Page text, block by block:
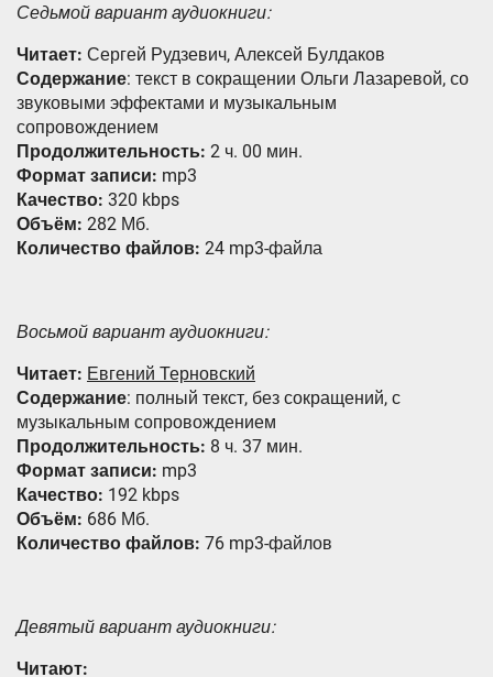
Седьмой вариант аудиокниги:
Читает: Сергей Рудзевич, Алексей Булдаков
Содержание: текст в сокращении Ольги Лазаревой, со
звуковыми эффектами и музыкальным
сопровождением
Продолжительность: 2 ч. 00 мин.
Формат записи: mp3
Качество: 320 kbps
Объём: 282 Мб.
Количество файлов: 24 mp3-файла
Восьмой вариант аудиокниги:
Читает: Евгений Терновский
Содержание: полный текст, без сокращений, с
музыкальным сопровождением
Продолжительность: 8 ч. 37 мин.
Формат записи: mp3
Качество: 192 kbps
Объём: 686 Мб.
Количество файлов: 76 mp3-файлов
Девятый вариант аудиокниги:
Читают: